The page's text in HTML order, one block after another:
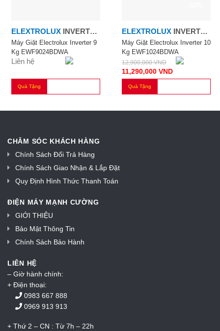
ELEXTROLUX INVERTER
9.0KG
Máy Giặt Electrolux Inverter 9
Kg EWF9024BDWA
Liên hệ
Quà Tặng
ELEXTROLUX INVERTER
10.0KG
Máy Giặt Electrolux Inverter 10
Kg EWF1024BDWA
12,900,000VND
11,290,000 VND
Quà Tặng
CHĂM SÓC KHÁCH HÀNG
Chính Sách Đổi Trả Hàng
Chính Sách Giao Nhận & Lắp Đặt
Quy Định Hình Thức Thanh Toán
ĐIỆN MÁY MẠNH CƯỜNG
GIỚI THIỆU
Bảo Mật Thông Tin
Chính Sách Bảo Hành
LIÊN HỆ
– Giờ hành chính:
+ Điện thoại:
0983 667 888
0969 913 913
+ Thứ 2 – CN : Từ 7h – 22h